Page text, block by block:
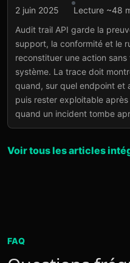
Intégration API
a fait quoi
Lire l'article→
2 juin 2025
Lecture ~48
Audit trail API garde la
support, la conformité et le
reconstituer une action
système. La trace doit
quand, sur quel endpoint et
puis rester exploitable
quand un incident tombe
Voir tous les articles
FAQ